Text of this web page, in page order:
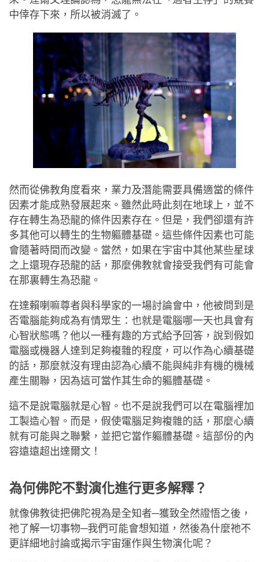
中倖存下來，所以被消滅了。
然而從佛教角度看來，業力及潛能需要具備適當的條件
因素才能成熟發展起來。雖然此時此刻在地球上，並不
存在轉生為恐龍的條件因素存在。但是，我們卻還有許
多其他可以轉生的生物軀體基礎。這些條件因素也可能
會隨著時間而改變。當然，如果在宇宙中其他某些星球
之上還現存恐龍的話，那麼佛教就會接受我們有可能會
在那裏轉生為恐龍。
在達賴喇嘛尊者與科學家的一場討論會中，他被問到是
否電腦能夠成為有情眾生：也就是電腦哪一天也具會有
心智狀態嗎？他以一種有趣的方式給予回答，說到假如
電腦或機器人達到足夠複雜的程度，可以作為心續基礎
的話，那麼就沒有理由認為心續不能與純非有機的機械
產生關聯，因為這可當作其生命的軀體基礎。
這不是說電腦就是心智。也不是說我們可以在電腦裡加
工製造心智。而是，假使電腦足夠複雜的話，那麼心續
就有可能與之聯繫，並把它當作軀體基礎。這部份的內
容遠遠超出達爾文！
為何佛陀不對演化進行更多解釋？
就像佛教徒把佛陀視為是全知者─獲致全然證悟之後，
祂了解一切事物─我們可能會想知道，然後為什麼祂不
更詳細地討論或揭示宇宙運作與生物演化呢？